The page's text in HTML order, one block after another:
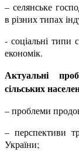
– селянське
в різних типах
- соціальні типи
економік.
Актуальні
сільських
– проблеми
– перспективи
України;